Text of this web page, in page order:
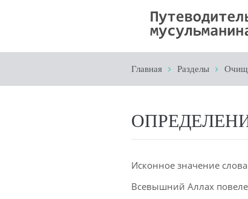
Главная Разделы
Исконное значение слова
Всевышний Аллах